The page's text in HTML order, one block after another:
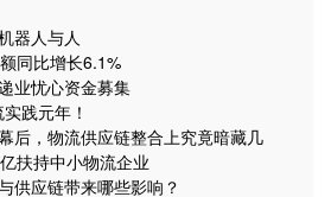
器人与人
同比增长6.1%
业忧心资金募集
践元年！
后，物流供应链整合上究竟暗藏几
扶持中小物流企业
供应链带来哪些影响？